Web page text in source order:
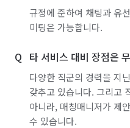
규정에 준하여 채팅과 유
미팅은 가능합니다.
타 서비스 대비 장점은
다양한 직군의 경력을 지
갖추고 있습니다. 그리고
아니라, 매칭매니저가 제
수 있습니다.